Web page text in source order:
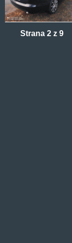
Strana 2 z 9